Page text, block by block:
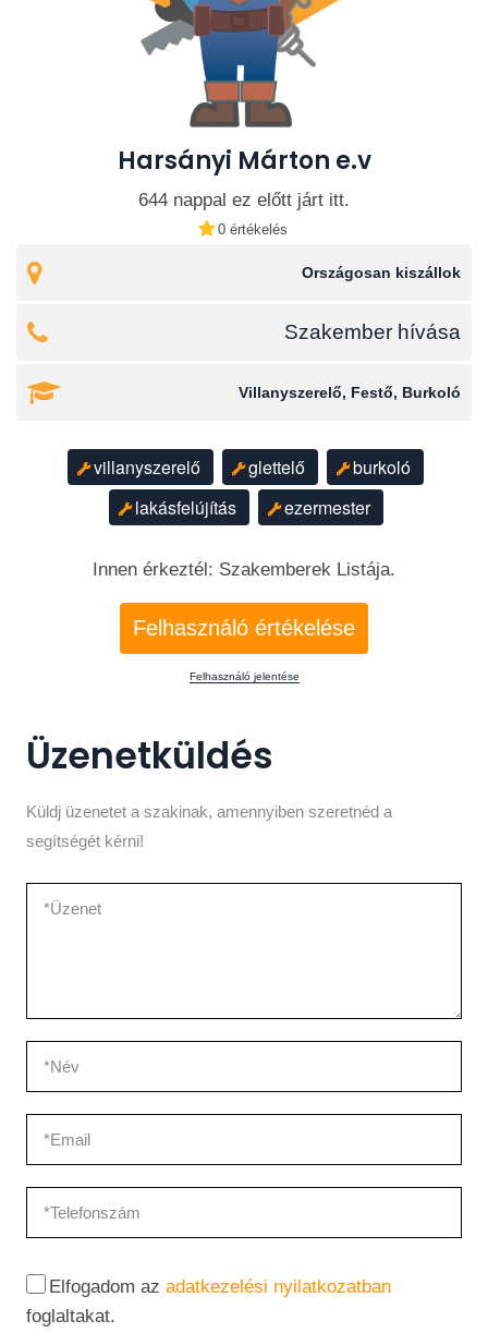
Harsányi Márton e.v
644 nappal ez előtt járt itt.
0 értékelés
Országosan kiszállok
Szakember hívása
Villanyszerelő, Festő, Burkoló
villanyszerelő glettelő
burkoló
lakásfelújítás
ezermester
Innen érkeztél: Szakemberek Listája.
Felhasználó értékelése
Felhasználó jelentése
Üzenetküldés
Küldj üzenetet a szakinak, amennyiben szeretnéd a
segítségét kérni!
Elfogadom az adatkezelési nyilatkozatban
foglaltakat.